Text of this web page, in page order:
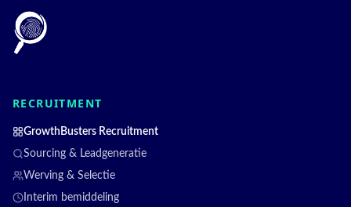
RECRUITMENT
GrowthBusters Recruitment
Sourcing & Leadgeneratie
Werving & Selectie
Interim bemiddeling